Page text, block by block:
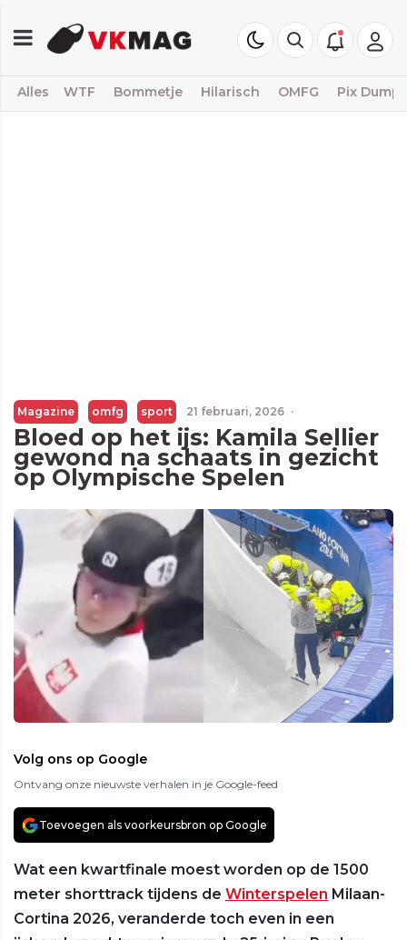
Alles WTF Bommetje Hilarisch OMFG Pix Dump
Magazine omfg sport 21 februari, 2026 ·
Bloed op het ijs: Kamila Sellier
gewond na schaats in gezicht
op Olympische Spelen
Volg ons op Google
Ontvang onze nieuwste verhalen in je Google-feed
Toevoegen als voorkeursbron op Google
Wat een kwartfinale moest worden op de 1500
meter shorttrack tijdens de Winterspelen Milaan-
Cortina 2026, veranderde toch even in een